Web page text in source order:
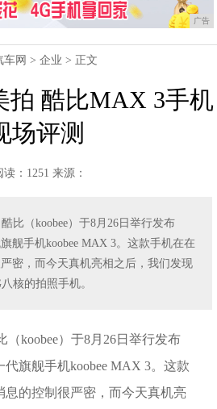
广告
车网 >企业 > 正文
拍 酷比MAX 3手机
场评测
读：1251 来源：
酷比（koobee）于8月26日举行发布
舰手机koobee MAX 3。这款手机在在
密，而今天真机亮相之后，我们发现
核的拍照手机。
（koobee）于8月26日举行发布
旗舰手机koobee MAX 3。这款
息的控制很严密，而今天真机亮